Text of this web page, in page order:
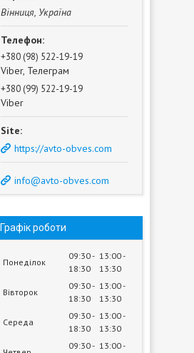
Вінниця, Україна
+380 (98) 522-19-19
Viber, Телеграм
+380 (99) 522-19-19
Viber
https://avto-obves.com
info@avto-obves.com
Графік роботи
Понеділок
09:30
18:30
13:00
13:30
Вівторок
09:30
18:30
13:00
13:30
Середа
09:30
18:30
13:00
13:30
09:30
13:00